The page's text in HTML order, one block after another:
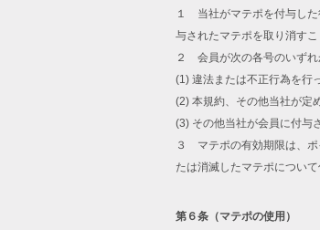
１ 当社がマテポを付与した
与されたマテポを取り消すこ
２ 会員が次の各号のいずれ
(1) 違法または不正行為を行
(2) 本規約、その他当社が定
(3) その他当社が会員に付与
３ マテポの有効期限は、ポ
たは消滅したマテポについ
第６条（マテポの使用）